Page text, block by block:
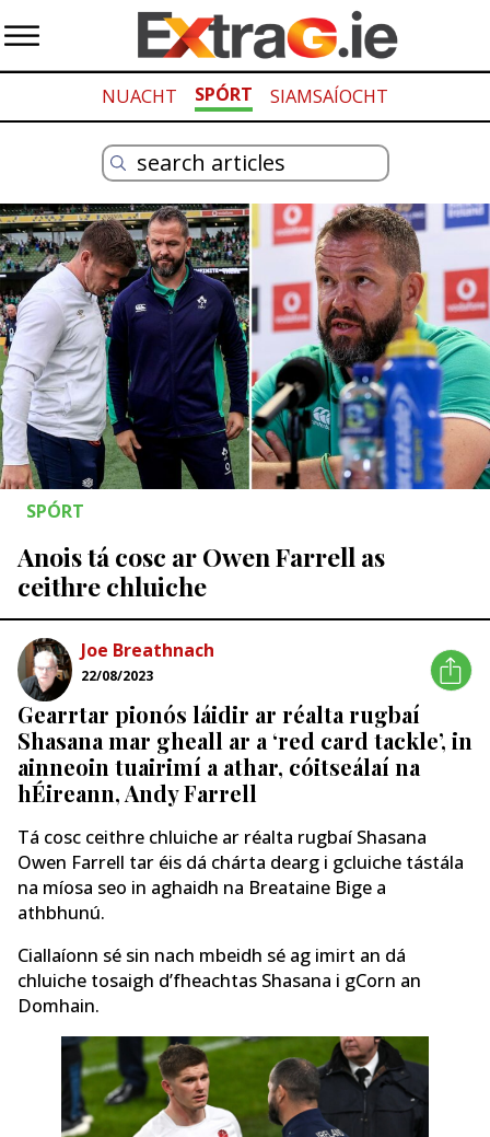
NUACHT SPÓRT SIAMSAÍOCHT
SPÓRT
Anois tá cosc ar Owen Farrell as
ceithre chluiche
Joe Breathnach
22/08/2023
Gearrtar pionós láidir ar réalta rugbaí
Shasana mar gheall ar a ‘red card tackle’, in
ainneoin tuairimí a athar, cóitseálaí na
hÉireann, Andy Farrell
Tá cosc ceithre chluiche ar réalta rugbaí Shasana
Owen Farrell tar éis dá chárta dearg i gcluiche tástála
na míosa seo in aghaidh na Breataine Bige a
athbhunú.
Ciallaíonn sé sin nach mbeidh sé ag imirt an dá
chluiche tosaigh d’fheachtas Shasana i gCorn an
Domhain.